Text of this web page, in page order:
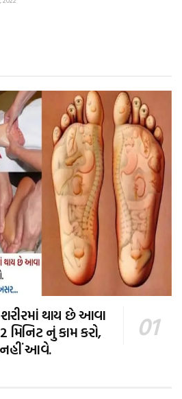
થાય છે આવા
મિનિટ નું કામ કરો,
નહીં આવે.